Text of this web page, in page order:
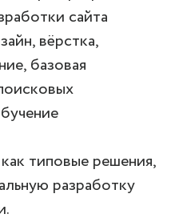
сайта
вёрстка,
базовая
типовые решения,
разработку